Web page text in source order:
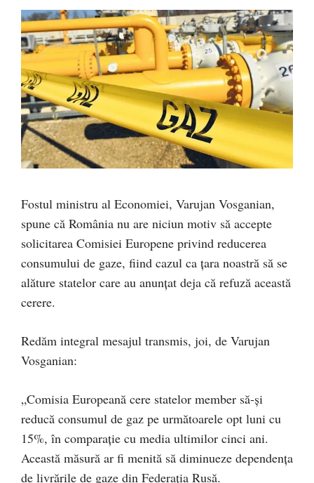
Fostul ministru al Economiei, Varujan Vosganian,
spune că România nu are niciun motiv să accepte
solicitarea Comisiei Europene privind reducerea
consumului de gaze, fiind cazul ca țara noastră să se
alăture statelor care au anunțat deja că refuză această
cerere.
Redăm integral mesajul transmis, joi, de Varujan
Vosganian:
„Comisia Europeană cere statelor member să-și
reducă consumul de gaz pe următoarele opt luni cu
15%, în comparație cu media ultimilor cinci ani.
Această măsură ar fi menită să diminueze dependența
de livrările de gaze din Federația Rusă.